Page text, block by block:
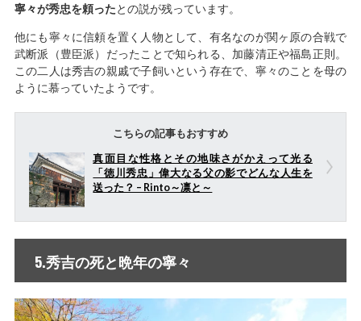
寧々が秀忠を頼ったとの説が残っています。
他にも寧々に信頼を置く人物として、有名なのが関ヶ原の合戦で
武断派（豊臣派）だったことで知られる、加藤清正や福島正則。
この二人は秀吉の親戚で子飼いという存在で、寧々のことを母の
ように慕っていたようです。
こちらの記事もおすすめ
真面目な性格とその地味さがかえって光る
「徳川秀忠」偉大なる父の影でどんな人生を
送った？ – Rinto～凛と～
5.秀吉の死と晩年の寧々